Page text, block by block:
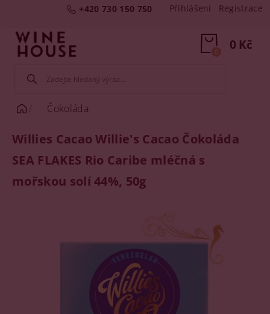
+420 730 150 750 Přihlášení Registrace
0 Kč
0
Čokoláda
Willies Cacao Willie's Cacao Čokoláda
SEA FLAKES Rio Caribe mléčná s
mořskou solí 44%, 50g